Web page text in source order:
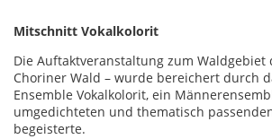
Mitschnitt Vokalkolorit
Die Auftaktveranstaltung zum Waldgebiet
Choriner Wald – wurde bereichert durch
Ensemble Vokalkolorit, ein
umgedichteten und thematisch
begeisterte.